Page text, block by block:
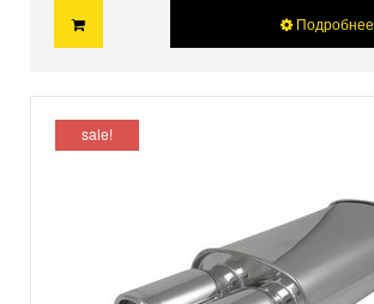
Подробнее
sale!